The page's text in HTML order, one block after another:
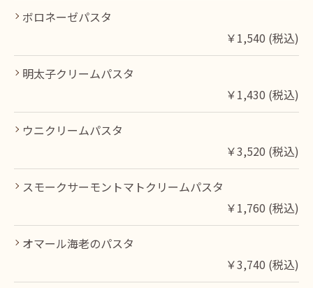
ボロネーゼパスタ
￥1,540 (税込)
明太子クリームパスタ
￥1,430 (税込)
ウニクリームパスタ
￥3,520 (税込)
スモークサーモントマトクリームパスタ
￥1,760 (税込)
オマール海老のパスタ
￥3,740 (税込)